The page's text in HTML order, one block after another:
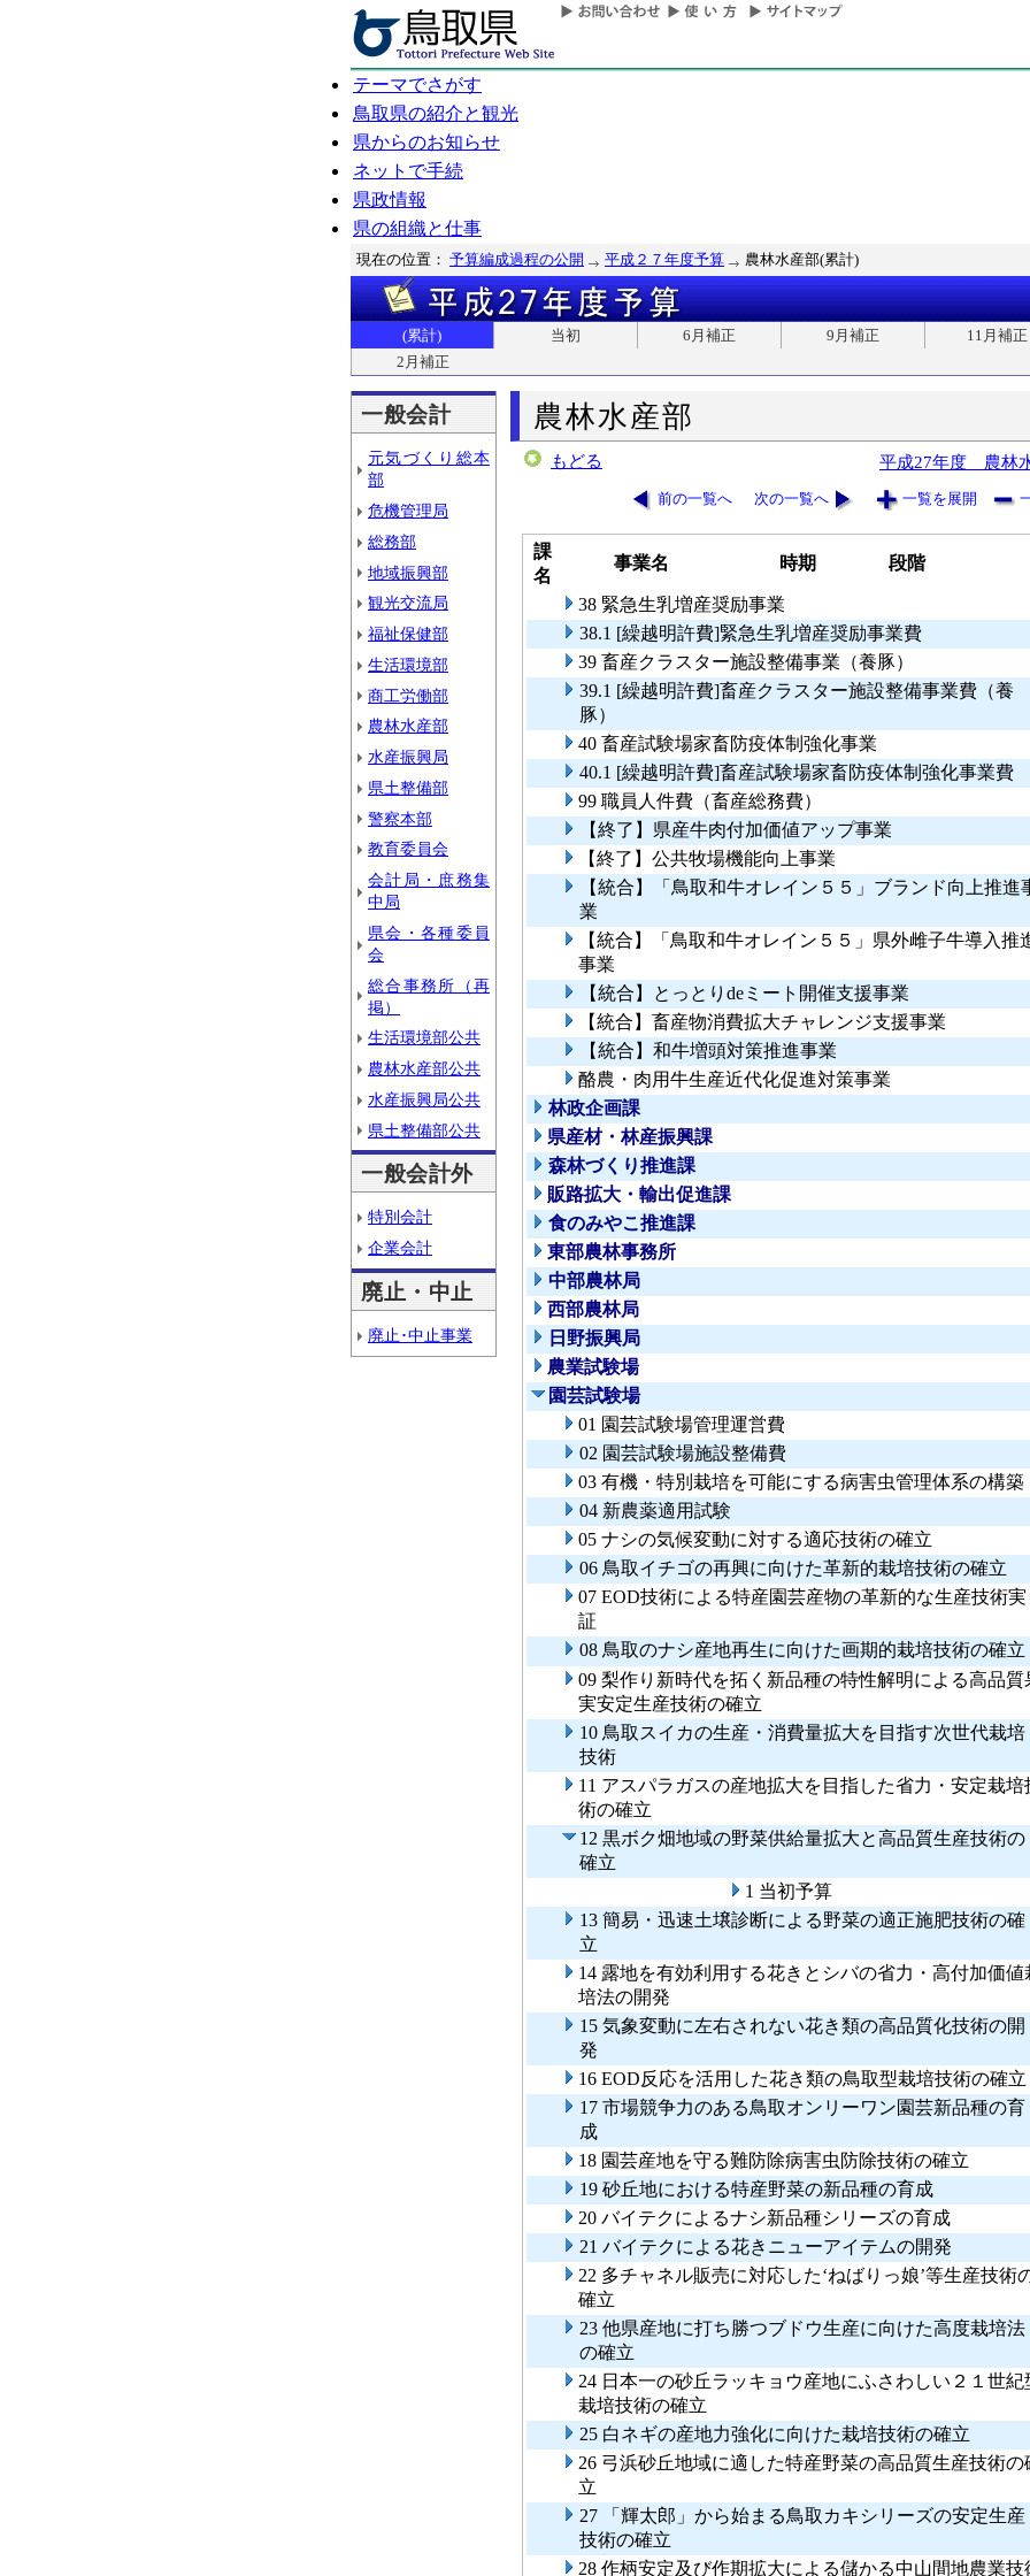
テーマでさがす
鳥取県の紹介と観光
県からのお知らせ
ネットで手続
県政情報
県の組織と仕事
現在の位置： 予算編成過程の公開 平成２７年度予算 農林水産部(累計)
(累計) 当初 6月補正 9月補正
11月補正
2月補正
一般会計
元気づくり総本
部
危機管理局
総務部
地域振興部
観光交流局
福祉保健部
生活環境部
商工労働部
農林水産部
水産振興局
県土整備部
警察本部
教育委員会
会計局・庶務集
中局
県会・各種委員
会
総合事務所（再
掲）
生活環境部公共
農林水産部公共
水産振興局公共
県土整備部公共
一般会計外
特別会計
企業会計
廃止・中止
廃止･中止事業
農林水産部
もどる 平成27年度 農林
前の一覧へ 次の一覧へ 一覧を展開
課
名
事業名 時期 段階
38 緊急生乳増産奨励事業
38.1 [繰越明許費]緊急生乳増産奨励事業費
39 畜産クラスター施設整備事業（養豚）
39.1 [繰越明許費]畜産クラスター施設整備事業費（養
豚）
40 畜産試験場家畜防疫体制強化事業
40.1 [繰越明許費]畜産試験場家畜防疫体制強化事業費
99 職員人件費（畜産総務費）
【終了】県産牛肉付加価値アップ事業
【終了】公共牧場機能向上事業
【統合】「鳥取和牛オレイン５５」ブランド向上推進
業
【統合】「鳥取和牛オレイン５５」県外雌子牛導入推
事業
【統合】とっとりdeミート開催支援事業
【統合】畜産物消費拡大チャレンジ支援事業
【統合】和牛増頭対策推進事業
酪農・肉用牛生産近代化促進対策事業
林政企画課
県産材・林産振興課
森林づくり推進課
販路拡大・輸出促進課
食のみやこ推進課
東部農林事務所
中部農林局
西部農林局
日野振興局
農業試験場
園芸試験場
01 園芸試験場管理運営費
02 園芸試験場施設整備費
03 有機・特別栽培を可能にする病害虫管理体系の構築
04 新農薬適用試験
05 ナシの気候変動に対する適応技術の確立
06 鳥取イチゴの再興に向けた革新的栽培技術の確立
07 EOD技術による特産園芸産物の革新的な生産技術実
証
08 鳥取のナシ産地再生に向けた画期的栽培技術の確立
09 梨作り新時代を拓く新品種の特性解明による高品質
実安定生産技術の確立
10 鳥取スイカの生産・消費量拡大を目指す次世代栽培
技術
11 アスパラガスの産地拡大を目指した省力・安定栽培
術の確立
12 黒ボク畑地域の野菜供給量拡大と高品質生産技術の
確立
1 当初予算
13 簡易・迅速土壌診断による野菜の適正施肥技術の確
立
14 露地を有効利用する花きとシバの省力・高付加価値
培法の開発
15 気象変動に左右されない花き類の高品質化技術の開
発
16 EOD反応を活用した花き類の鳥取型栽培技術の確立
17 市場競争力のある鳥取オンリーワン園芸新品種の育
成
18 園芸産地を守る難防除病害虫防除技術の確立
19 砂丘地における特産野菜の新品種の育成
20 バイテクによるナシ新品種シリーズの育成
21 バイテクによる花きニューアイテムの開発
22 多チャネル販売に対応した‘ねばりっ娘’等生産技術
確立
23 他県産地に打ち勝つブドウ生産に向けた高度栽培法
の確立
24 日本一の砂丘ラッキョウ産地にふさわしい２１世紀
栽培技術の確立
25 白ネギの産地力強化に向けた栽培技術の確立
26 弓浜砂丘地域に適した特産野菜の高品質生産技術の
立
27 「輝太郎」から始まる鳥取カキシリーズの安定生産
技術の確立
28 作柄安定及び作期拡大による儲かる中山間地農業技